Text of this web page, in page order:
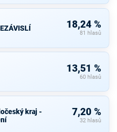
18,24 %
81 hlasů
13,51 %
60 hlasů
kraj -
7,20 %
32 hlasů